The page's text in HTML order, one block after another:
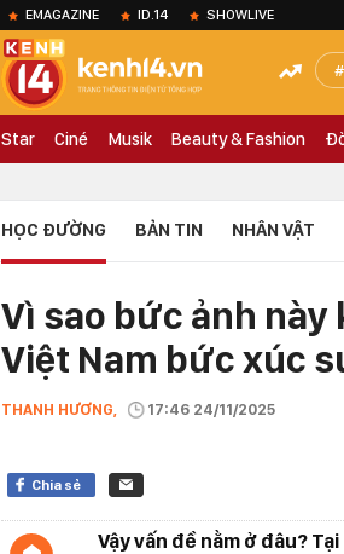
EMAGAZINE ID.14 SHOWLIVE
Star Ciné Musik Beauty & Fashion
HỌC ĐƯỜNG BẢN TIN NHÂN VẬT
Vì sao bức ảnh
Việt Nam bức xúc
THANH HƯƠNG, 17:46 24/11/2025
Chia sẻ
Vậy vấn đề nằm ở đâu?